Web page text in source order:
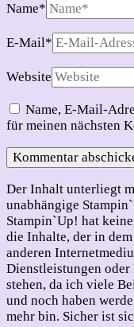
Name*
E-Mail*
Website
Name, E-Mail-
für meinen nächsten
Der Inhalt unterliegt
unabhängige
Stampin`Up! hat
die Inhalte, der in
anderen
Dienstleistungen
stehen, da ich viele
und noch haben
mehr bin. Sicher ist